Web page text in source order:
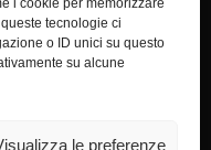
i cookie per memorizzare
tecnologie ci
o ID unici su questo
su alcune
le preferenze